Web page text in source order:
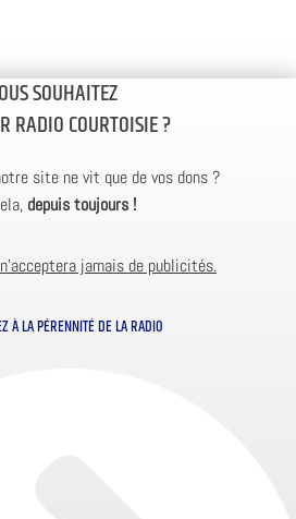
SOUHAITEZ
RADIO COURTOISIE ?
site ne vit que de vos dons ?
depuis toujours !
jamais de publicités.
À LA PÉRENNITÉ DE LA RADIO